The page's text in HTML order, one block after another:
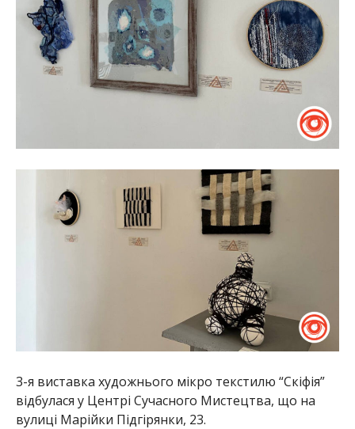
3-я виставка художнього мікро текстилю “Скіфія”
відбулася у Центрі Сучасного Мистецтва, що на
вулиці Марійки Підгірянки, 23.